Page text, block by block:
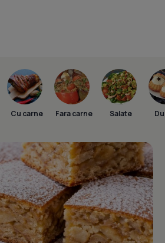
Cu carne Fara carne Salate